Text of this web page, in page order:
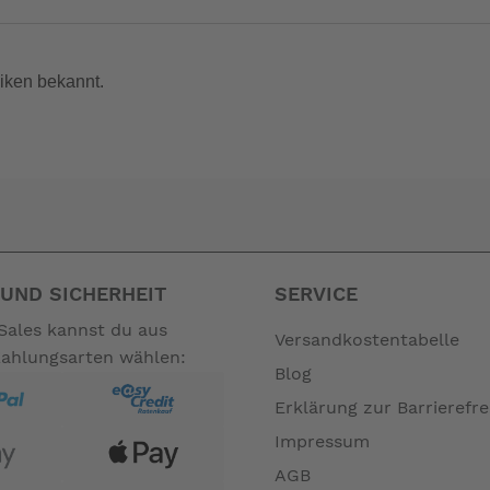
zum Leistungsumfang. --
bekannt.
SICHERHEIT
kannst du aus
wählen:
SERVICE
Versandkostentabelle
Blog
Erklärung zur
Impressum
AGB